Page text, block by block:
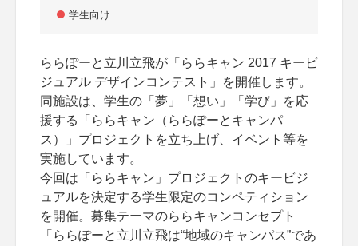
学生向け
ららぽーと立川立飛が「ららキャン 2017 キービ
ジュアル デザインコンテスト」を開催します。
同施設は、学生の「夢」「想い」「学び」を応
援する「ららキャン（ららぽーとキャンパ
ス）」プロジェクトを立ち上げ、イベント等を
実施しています。
今回は「ららキャン」プロジェクトのキービジ
ュアルを決定する学生限定のコンペティション
を開催。募集テーマのららキャンコンセプト
「ららぽーと立川立飛は“地域のキャンパス”であ